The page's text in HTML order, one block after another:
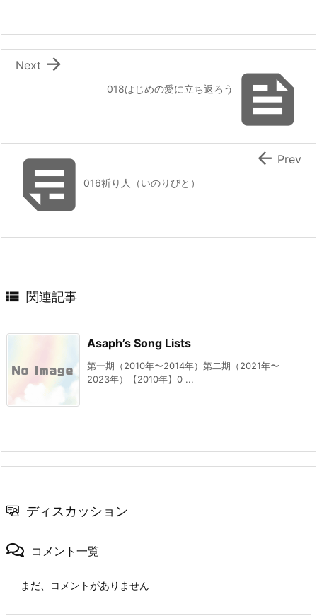

018はじめの愛に立ち返ろう

Next
016祈り人（いのりびと）
 Prev
 関連記事
Asaph’s Song Lists
第一期（2010年〜2014年）第二期（2021年〜
2023年）【2010年】0 ...
ディスカッション
コメント一覧
まだ、コメントがありません